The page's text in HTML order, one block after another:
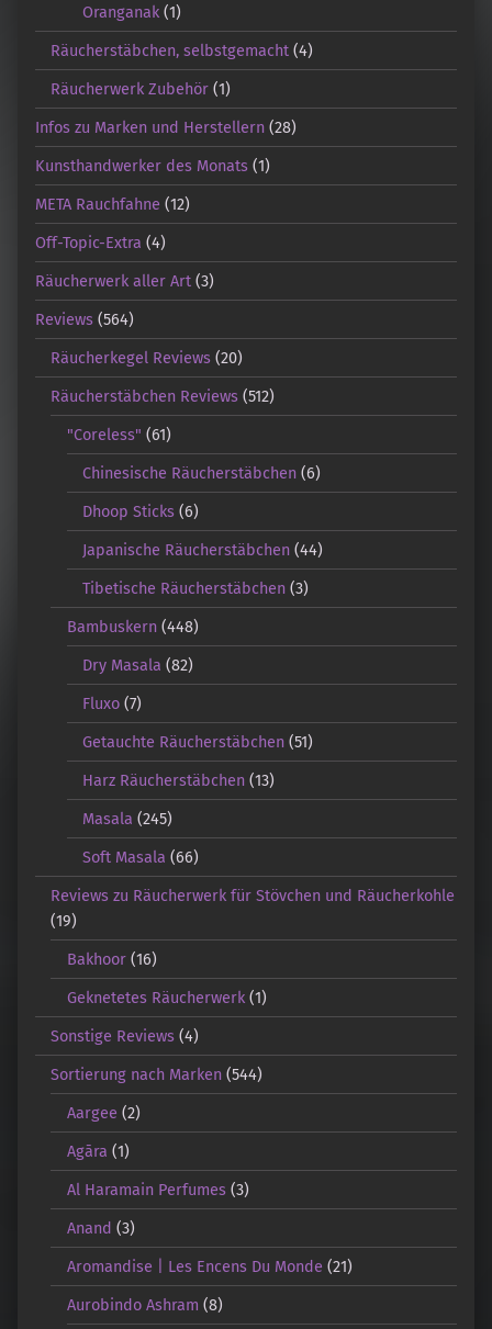
Oranganak (1)
Räucherstäbchen, selbstgemacht (4)
Räucherwerk Zubehör (1)
Infos zu Marken und Herstellern (28)
Kunsthandwerker des Monats (1)
META Rauchfahne (12)
Off-Topic-Extra (4)
Räucherwerk aller Art (3)
Reviews (564)
Räucherkegel Reviews (20)
Räucherstäbchen Reviews (512)
"Coreless" (61)
Chinesische Räucherstäbchen (6)
Dhoop Sticks (6)
Japanische Räucherstäbchen (44)
Tibetische Räucherstäbchen (3)
Bambuskern(448)
Dry Masala (82)
Fluxo (7)
Getauchte Räucherstäbchen (51)
Harz Räucherstäbchen (13)
Masala (245)
Soft Masala (66)
Reviews zu Räucherwerk für Stövchen und Räucherkohle
(19)
Bakhoor(16)
Geknetetes Räucherwerk(1)
Sonstige Reviews (4)
Sortierung nach Marken (544)
Aargee (2)
Agāra (1)
Al Haramain Perfumes(3)
Anand (3)
Aromandise | Les Encens Du Monde (21)
Aurobindo Ashram (8)